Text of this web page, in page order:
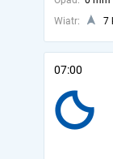
Wiatr:
7
07:00